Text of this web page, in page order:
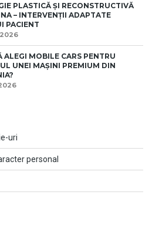
PLASTICĂ ȘI RECONSTRUCTIVĂ
– INTERVENȚII ADAPTATE
PACIENT
ALEGI MOBILE CARS PENTRU
UNEI MAȘINI PREMIUM DIN
uri
personal